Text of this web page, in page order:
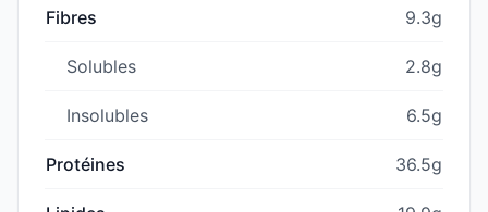
Fibres 9.3g
Solubles 2.8g
Insolubles 6.5g
Protéines 36.5g